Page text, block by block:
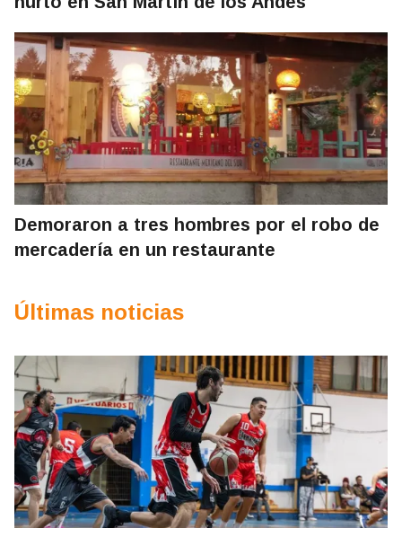
Demoraron a tres hombres por el robo de
mercadería en un restaurante
Últimas noticias